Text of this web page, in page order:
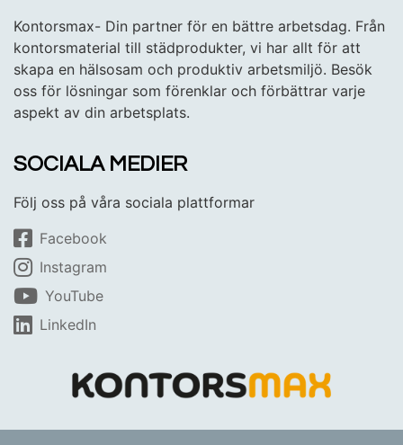
Kontorsmax- Din partner för en bättre arbetsdag. Från
kontorsmaterial till städprodukter, vi har allt för att
skapa en hälsosam och produktiv arbetsmiljö. Besök
oss för lösningar som förenklar och förbättrar varje
aspekt av din arbetsplats.
SOCIALA MEDIER
Följ oss på våra sociala plattformar
Facebook
Instagram
YouTube
LinkedIn